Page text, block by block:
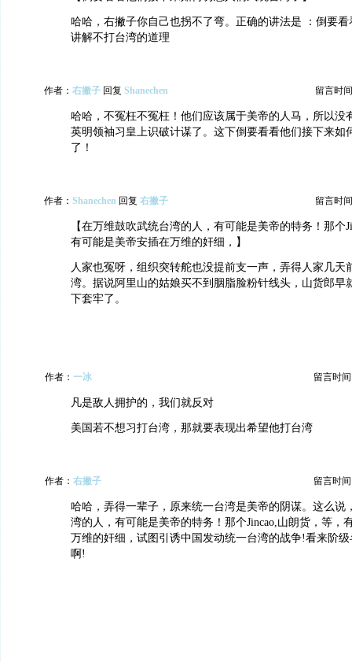
哈哈，右撇子你自己也拐不了弯。正确的讲法是 ：倒要
讲解不打台湾的道理
作者： 右撇子 回复 Shanechen 留言时
哈哈，不冤枉不冤枉！他们应该属于美帝的人马，所以没
英明领袖习皇上识破计谋了。这下倒要看看他们接下来如
了！
作者： Shanechen 回复 右撇子 留言时
【在万维鼓吹武统台湾的人，有可能是美帝的特务！那个
有可能是美帝安插在万维的奸细，】
人家也冤呀，组织突转舵也没提前支一声，弄得人家几天
湾。据说阿里山的姑娘买不到胭脂脸粉针线头，山货郎早
下套牢了。
作者： 一冰 留言时间
凡是敌人拥护的，我们就反对
美国若不想习打台湾，那就要表现出希望他打台湾
作者： 右撇子 留言时间
哈哈，弄得一辈子，原来统一台湾是美帝的阴谋。这么说
湾的人，有可能是美帝的特务！那个Jincao,山朗货，等，
万维的奸细，试图引诱中国发动统一台湾的战争!看来阶
啊!